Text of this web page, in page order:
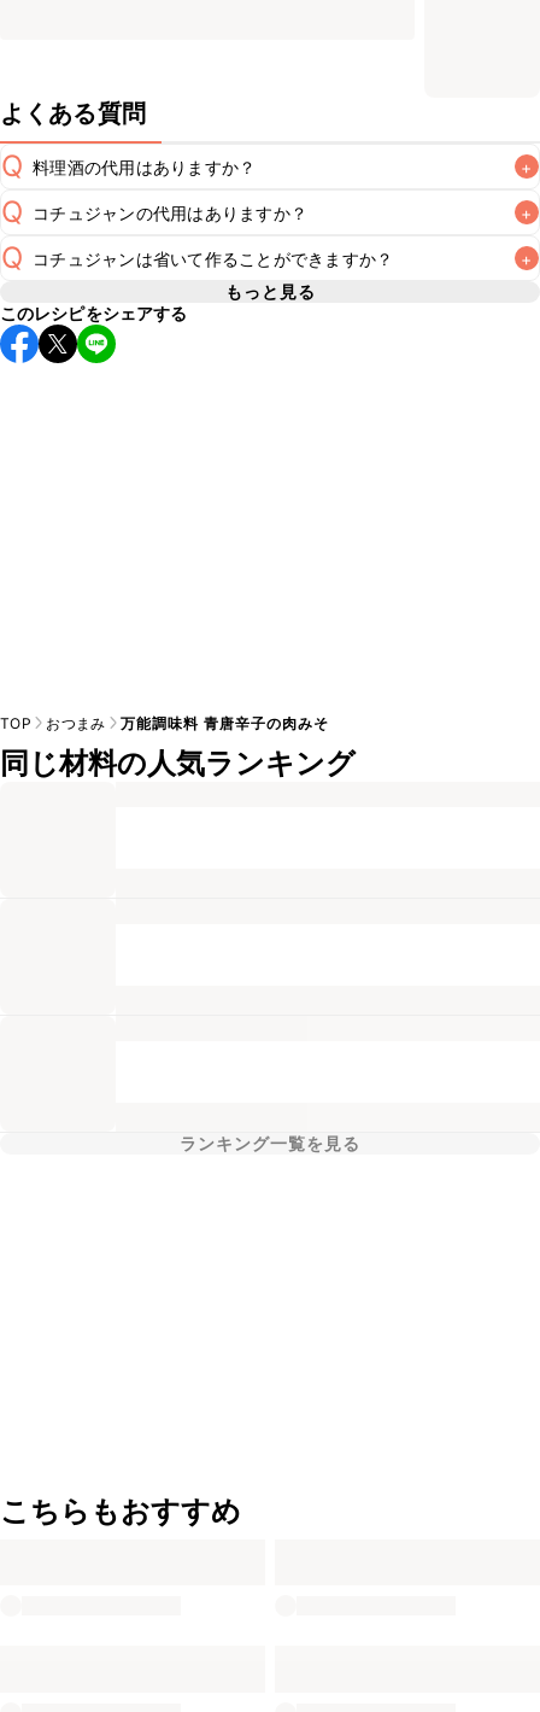
よくある質問
Q 料理酒の代用はありますか？ +
A
Q コチュジャンの代用はありますか？ +
A
Q コチュジャンは省いて作ることができますか？ +
A
使用量が少ない場合は省いてもお作りいただけますが、メイ
ンの味付けとして使用している場合は省くと味がぼやける可
能性があるため、
もっと見る
このレシピをシェアする
TOP おつまみ 万能調味料 青唐辛子の肉みそ
同じ材料の人気ランキング
ランキング一覧を見る
こちらもおすすめ